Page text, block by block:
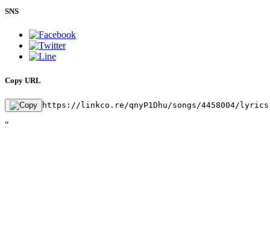
SNS
Copy URL
https://linkco.re/qnyP1Dhu/songs/4458004/
"